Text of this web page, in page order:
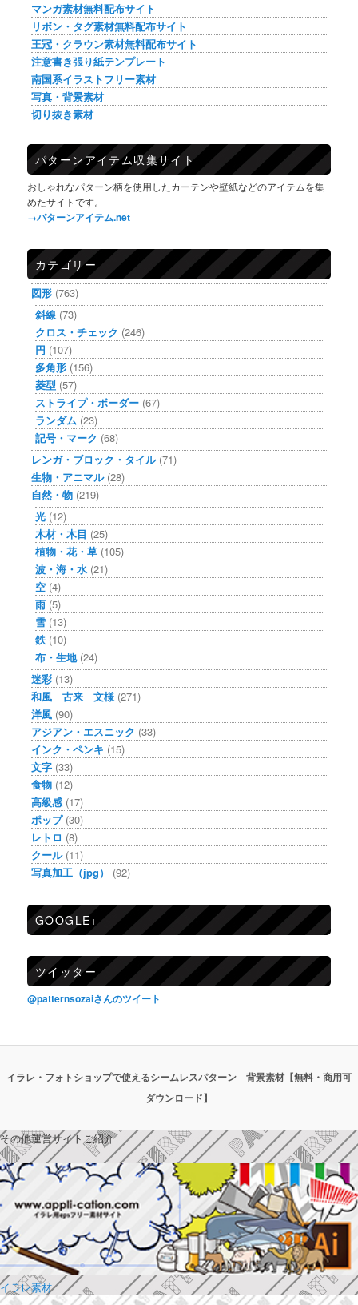
マンガ素材無料配布サイト
リボン・タグ素材無料配布サイト
王冠・クラウン素材無料配布サイト
注意書き張り紙テンプレート
南国系イラストフリー素材
写真・背景素材
切り抜き素材
パターンアイテム収集サイト
おしゃれなパターン柄を使用したカーテンや壁紙などのアイテムを集
めたサイトです。
→パターンアイテム.net
カテゴリー
図形 (763)
斜線 (73)
クロス・チェック (246)
円 (107)
多角形 (156)
菱型 (57)
ストライプ・ボーダー (67)
ランダム (23)
記号・マーク (68)
レンガ・ブロック・タイル(71)
生物・アニマル(28)
自然・物 (219)
光 (12)
木材・木目 (25)
植物・花・草 (105)
波・海・水 (21)
空 (4)
雨 (5)
雪 (13)
鉄 (10)
布・生地(24)
迷彩 (13)
和風 古来 文様 (271)
洋風 (90)
アジアン・エスニック (33)
インク・ペンキ (15)
文字 (33)
食物 (12)
高級感 (17)
ポップ(30)
レトロ (8)
クール(11)
写真加工（jpg）
(92)
GOOGLE+
ツイッター
@patternsozaiさんのツイート
イラレ・フォトショップで使えるシームレスパターン 背景素材【無料・商用可
ダウンロード】
その他運営サイトご紹介
イラレ素材